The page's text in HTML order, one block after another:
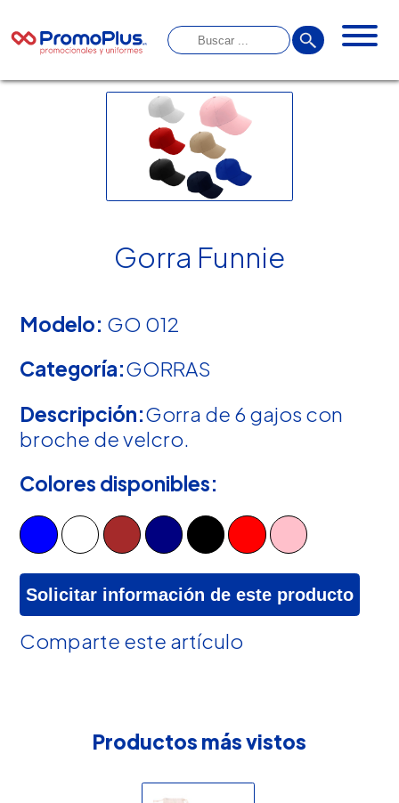
Gorra Funnie
Modelo: GO 012
Categoría:GORRAS
Descripción:Gorra de 6 gajos con
broche de velcro.
Colores disponibles:
Solicitar información de este producto
Comparte este artículo
Productos más vistos